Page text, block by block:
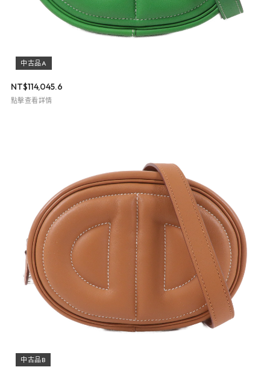
中古品A
NT$114,045.6
點擊查看詳情
中古品B